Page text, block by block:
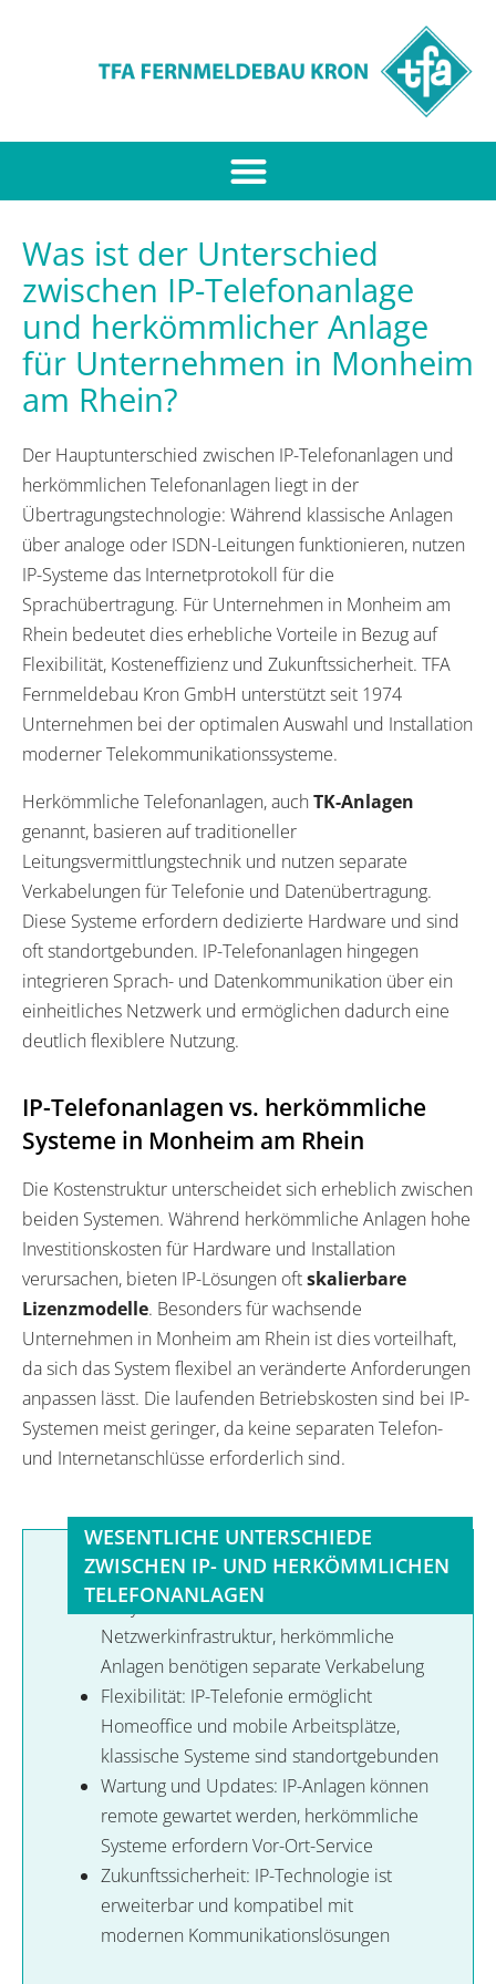
Was ist der Unterschied
zwischen IP-Telefonanlage
und herkömmlicher Anlage
für Unternehmen in Monheim
am Rhein?
Der Hauptunterschied zwischen IP-Telefonanlagen und
herkömmlichen Telefonanlagen liegt in der
Übertragungstechnologie: Während klassische Anlagen
über analoge oder ISDN-Leitungen funktionieren, nutzen
IP-Systeme das Internetprotokoll für die
Sprachübertragung. Für Unternehmen in Monheim am
Rhein bedeutet dies erhebliche Vorteile in Bezug auf
Flexibilität, Kosteneffizienz und Zukunftssicherheit. TFA
Fernmeldebau Kron GmbH unterstützt seit 1974
Unternehmen bei der optimalen Auswahl und Installation
moderner Telekommunikationssysteme.
Herkömmliche Telefonanlagen, auchTK-Anlagen
genannt, basieren auf traditioneller
Leitungsvermittlungstechnik und nutzen separate
Verkabelungen für Telefonie und Datenübertragung.
Diese Systeme erfordern dedizierte Hardware und sind
oft standortgebunden. IP-Telefonanlagen hingegen
integrieren Sprach- und Datenkommunikation über ein
einheitliches Netzwerk und ermöglichen dadurch eine
deutlich flexiblere Nutzung.
IP-Telefonanlagen vs. herkömmliche
Systeme in Monheim am Rhein
Die Kostenstruktur unterscheidet sich erheblich zwischen
beiden Systemen. Während herkömmliche Anlagen hohe
Investitionskosten für Hardware und Installation
verursachen, bieten IP-Lösungen oftskalierbare
Lizenzmodelle. Besonders für wachsende
Unternehmen in Monheim am Rhein ist dies vorteilhaft,
da sich das System flexibel an veränderte Anforderungen
anpassen lässt. Die laufenden Betriebskosten sind bei IP-
Systemen meist geringer, da keine separaten Telefon-
und Internetanschlüsse erforderlich sind.
WESENTLICHE UNTERSCHIEDE
ZWISCHEN IP- UND HERKÖMMLICHEN
TELEFONANLAGEN
IP-Systeme nutzen vorhandene
Netzwerkinfrastruktur, herkömmliche
Anlagen benötigen separate Verkabelung
Flexibilität: IP-Telefonie ermöglicht
Homeoffice und mobile Arbeitsplätze,
klassische Systeme sind standortgebunden
Wartung und Updates: IP-Anlagen können
remote gewartet werden, herkömmliche
Systeme erfordern Vor-Ort-Service
Zukunftssicherheit: IP-Technologie ist
erweiterbar und kompatibel mit
modernen Kommunikationslösungen